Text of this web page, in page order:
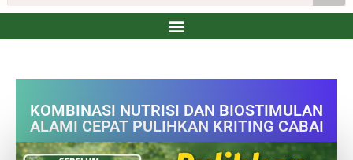
KOMBINASI NUTRISI DAN BIOSTIMULAN
ALAMI CEPAT PULIHKAN KRITING CABAI